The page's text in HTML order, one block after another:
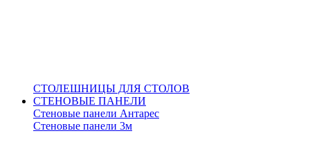
СТОЛЕШНИЦЫ ДЛЯ СТОЛОВ
СТЕНОВЫЕ ПАНЕЛИ
Стеновые панели Антарес
Стеновые панели 3м